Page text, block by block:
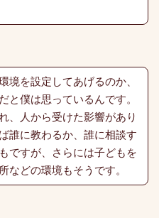
境を設定してあげるのか、
と僕は思っているんです。
、人から受けた影響があり
誰に教わるか、誰に相談す
ですが、さらには子どもを
などの環境もそうです。